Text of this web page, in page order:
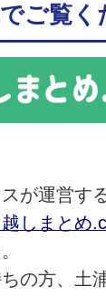
ご覧く
が運営す
しまとめ
の方、土